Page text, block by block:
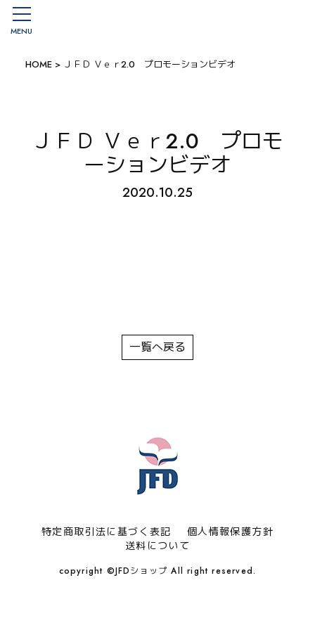
MENU
HOME> ＪＦＤ Ｖｅｒ2.0 プロモーションビデオ
ＪＦＤ Ｖｅｒ2.0 プロモ
ーションビデオ
2020.10.25
一覧へ戻る
特定商取引法に基づく表記
個人情報保護方針
送料について
copyright ©JFDショップ All right reserved.